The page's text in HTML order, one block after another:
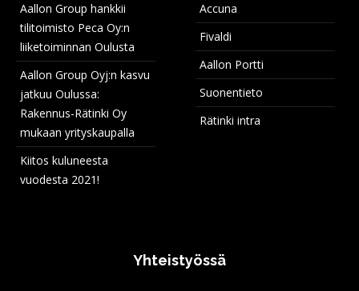
Aallon Group hankkii
tilitoimisto Peca Oy:n
liiketoiminnan Oulusta
Aallon Group Oyj:n kasvu
jatkuu Oulussa:
Rakennus-Rätinki Oy
mukaan yrityskaupalla
Kiitos kuluneesta
vuodesta 2021!
Accuna
Fivaldi
Aallon Portti
Suonentieto
Rätinki intra
Yhteistyössä